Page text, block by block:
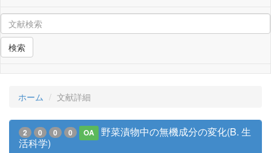
検索
ホーム 文献詳細
2 0 0 0 OA
野菜漬物中の無機成分の変化(B. 生
活科学)